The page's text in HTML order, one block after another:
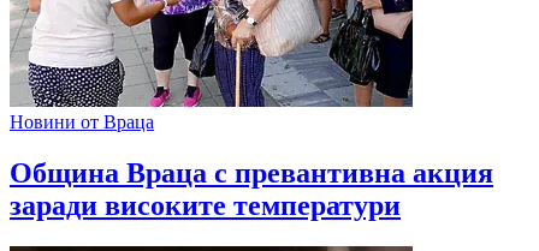
Новини от Враца
Община Враца с превантивна акция
заради високите температури